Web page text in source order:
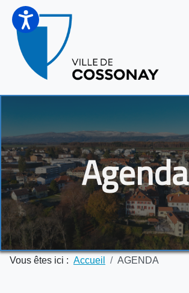
Agenda
Vous êtes ici : Accueil AGENDA